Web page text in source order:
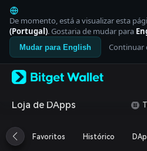
English
日本語
Tiếng Việt
Русский
Español (Latinoamérica)
Italiano
Deutsch
繁體中文
Português (Portugal)
De momento, está a visualizar esta
(Portugal). Gostaria de mudar para
Mudar para English Continuar
Loja de DApps
Favoritos Histórico